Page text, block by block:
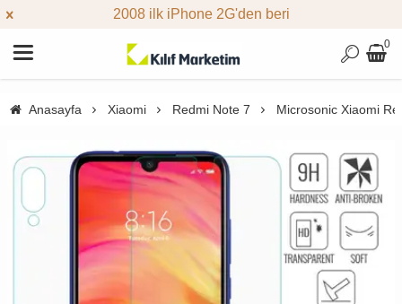
2008 ilk iPhone 2G'den beri
0
Anasayfa Xiaomi Redmi Note 7 Microsonic Xiaomi